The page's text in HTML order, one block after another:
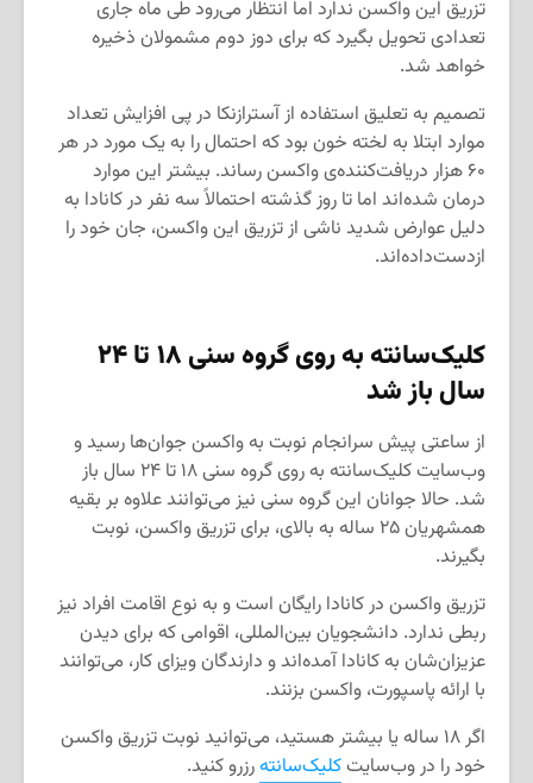
تزریق این واکسن ندارد اما انتظار می‌رود طی ماه جاری
تعدادی تحویل بگیرد که برای دوز دوم مشمولان ذخیره
خواهد شد.
تصمیم به تعلیق استفاده از آسترازنکا در پی افزایش تعداد
موارد ابتلا به لخته خون بود که احتمال را به یک مورد در هر
۶۰ هزار دریافت‌کننده‌ی واکسن رساند. بیشتر این موارد
درمان شده‌اند اما تا روز گذشته احتمالاً سه نفر در کانادا به
دلیل عوارض شدید ناشی از تزریق این واکسن، جان خود را
ازدست‌داده‌اند.
کلیک‌سانته به روی گروه سنی۱۸ تا۲۴
سال باز شد
از ساعتی پیش سرانجام نوبت به واکسن جوان‌ها رسید و
وب‌سایت کلیک‌سانته به روی گروه سنی ۱۸ تا ۲۴ سال باز
شد. حالا جوانان این گروه سنی نیز می‌توانند علاوه بر بقیه
همشهریان ۲۵ ساله به بالای، برای تزریق واکسن، نوبت
بگیرند.
تزریق واکسن در کانادا رایگان است و به نوع اقامت افراد نیز
ربطی ندارد. دانشجویان بین‌المللی، اقوامی که برای دیدن
عزیزان‌شان به کانادا آمده‌اند و دارندگان ویزای کار، می‌توانند
با ارائه پاسپورت، واکسن بزنند.
اگر ۱۸ ساله یا بیشتر هستید، می‌توانید نوبت تزریق واکسن
خود را در وب‌سایتکلیک‌سانتهرزرو کنید.